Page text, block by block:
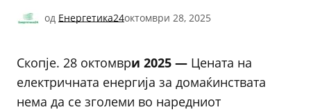
од Енергетика24октомври 28, 2025
Скопје. 28 октомври 2025 — Цената на
електричната енергија за домаќинствата
нема да се зголеми во наредниот